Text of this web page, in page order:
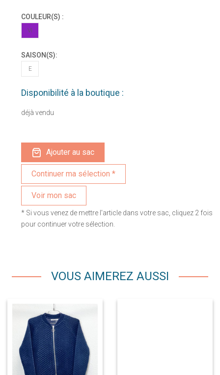
COULEUR(S) :
VI
SAISON(S):
E
Disponibilité à la boutique :
déjà vendu
Ajouter au sac
Voir mon sac
* Si vous venez de mettre l'article dans votre sac, cliquez 2 fois
pour continuer votre sélection.
VOUS AIMEREZ AUSSI